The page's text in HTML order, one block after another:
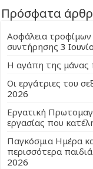
Πρόσφατα
Ασφάλεια τροφίμων
συντήρησης 3
Η αγάπη της μάνας
Οι εργάτριες του
2026
Εργατική
εργασίας που
Παγκόσμια Ημέρα
περισσότερα
2026